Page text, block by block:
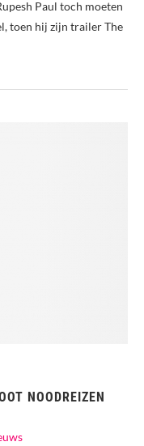
Paul toch moeten
toen hij zijn trailer The
NOODREIZEN